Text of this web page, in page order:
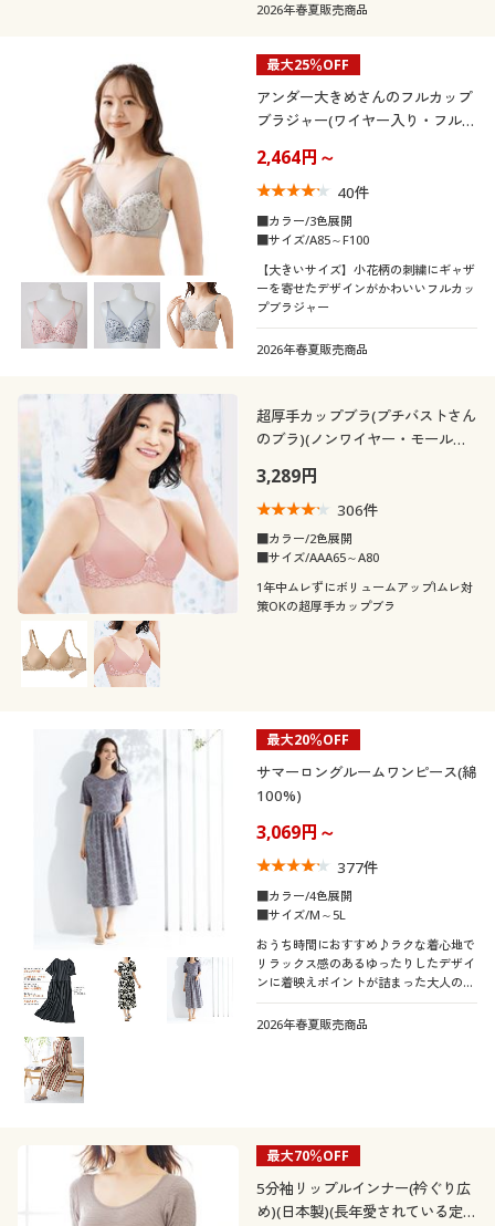
2026年春夏販売商品
最大25％OFF
アンダー大きめさんのフルカップ
ブラジャー(ワイヤー入り・フルカ
2,464円～
40件
■カラー/3色展開
■サイズ/A85～F100
【大きいサイズ】小花柄の刺繍にギャザ
ーを寄せたデザインがかわいいフルカッ
プブラジャー
2026年春夏販売商品
超厚手カップブラ(プチバストさん
のブラ)(ノンワイヤー・モールド
3,289円
306件
■カラー/2色展開
■サイズ/AAA65～A80
1年中ムレずにボリュームアップ!ムレ対
策OKの超厚手カップブラ
最大20％OFF
サマーロングルームワンピース(綿
100%)
3,069円～
377件
■カラー/4色展開
■サイズ/M～5L
おうち時間におすすめ♪ラクな着心地で
リラックス感のあるゆったりしたデザイ
ンに着映えポイントが詰まった大人のた
めの夏ワンピースです。ふっくらさん対
応サイズplump(プランプ)もあります。
2026年春夏販売商品
最大70％OFF
5分袖リップルインナー(衿ぐり広
め)(日本製)(長年愛されている定